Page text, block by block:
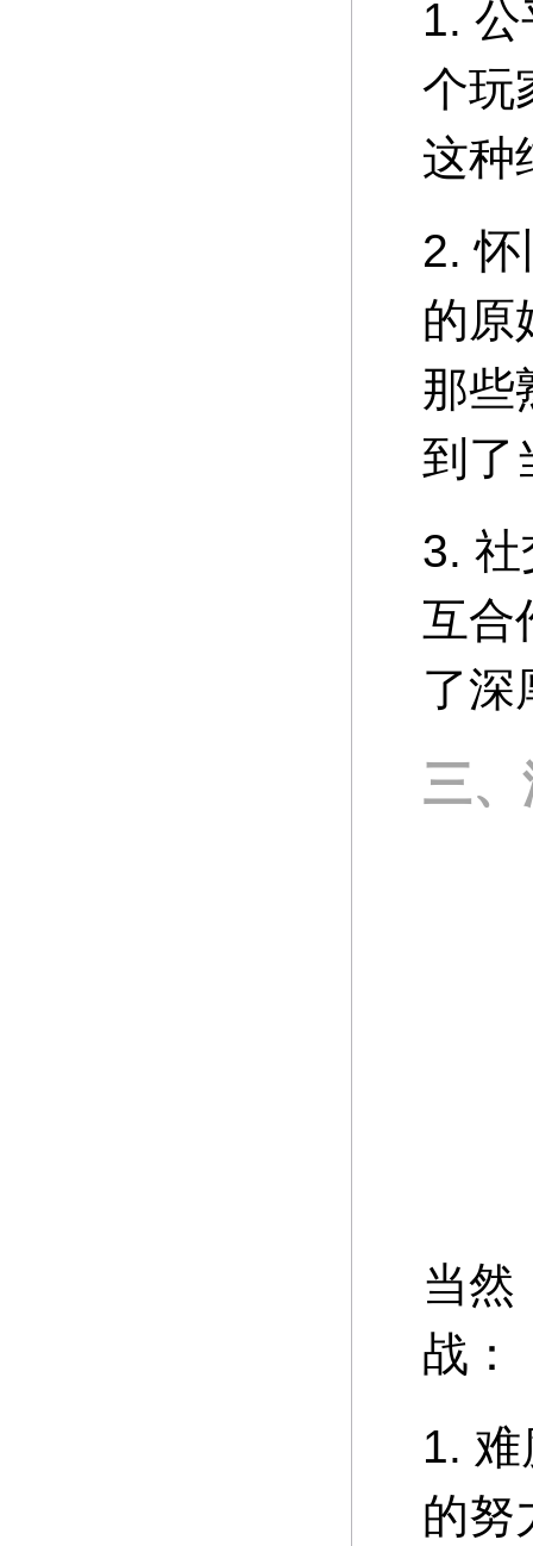
1.
个玩
这种
2.
的原
那些
到了
3. 社
互合
了深
三
当然
战：
1.
的努